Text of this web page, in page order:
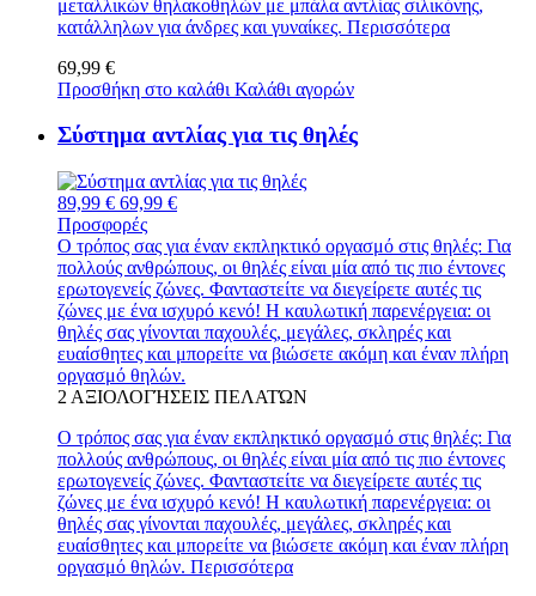
μεταλλικών θηλακοθηλών με μπάλα αντλίας σιλικόνης,
κατάλληλων για άνδρες και γυναίκες. Περισσότερα
69,99 €
Προσθήκη στο καλάθι Καλάθι αγορών
Σύστημα αντλίας για τις θηλές
89,99 € 69,99 €
Προσφορές
Ο τρόπος σας για έναν εκπληκτικό οργασμό στις θηλές: Για
πολλούς ανθρώπους, οι θηλές είναι μία από τις πιο έντονες
ερωτογενείς ζώνες. Φανταστείτε να διεγείρετε αυτές τις
ζώνες με ένα ισχυρό κενό! Η καυλωτική παρενέργεια: οι
θηλές σας γίνονται παχουλές, μεγάλες, σκληρές και
ευαίσθητες και μπορείτε να βιώσετε ακόμη και έναν πλήρη
οργασμό θηλών.
2 ΑΞΙΟΛΟΓΉΣΕΙΣ ΠΕΛΑΤΏΝ
Ο τρόπος σας για έναν εκπληκτικό οργασμό στις θηλές: Για
πολλούς ανθρώπους, οι θηλές είναι μία από τις πιο έντονες
ερωτογενείς ζώνες. Φανταστείτε να διεγείρετε αυτές τις
ζώνες με ένα ισχυρό κενό! Η καυλωτική παρενέργεια: οι
θηλές σας γίνονται παχουλές, μεγάλες, σκληρές και
ευαίσθητες και μπορείτε να βιώσετε ακόμη και έναν πλήρη
οργασμό θηλών. Περισσότερα